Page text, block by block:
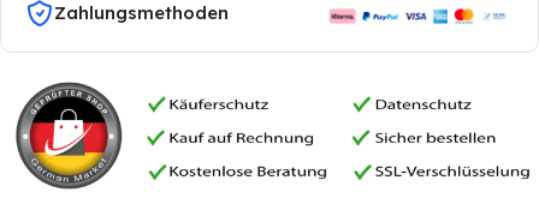
Zahlungsmethoden